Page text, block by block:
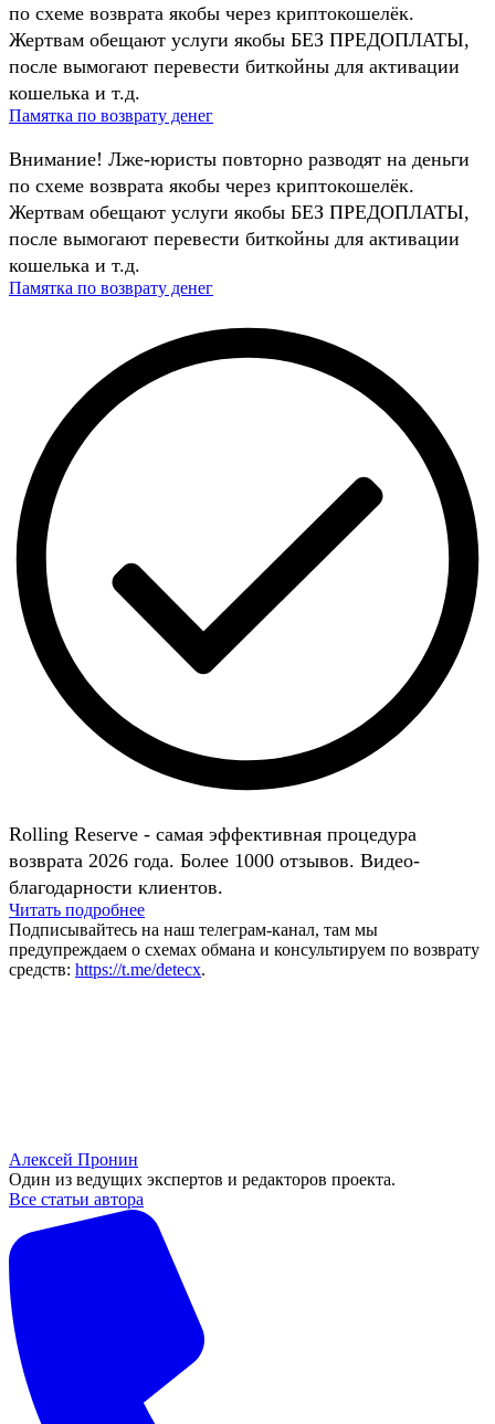
по схеме возврата якобы через криптокошелёк.
Жертвам обещают услуги якобы БЕЗ ПРЕДОПЛАТЫ,
после вымогают перевести биткойны для активации
кошелька и т.д.
Памятка по возврату денег
Внимание! Лже-юристы повторно разводят на деньги
по схеме возврата якобы через криптокошелёк.
Жертвам обещают услуги якобы БЕЗ ПРЕДОПЛАТЫ,
после вымогают перевести биткойны для активации
кошелька и т.д.
Памятка по возврату денег
Rolling Reserve - самая эффективная процедура
возврата 2026 года. Более 1000 отзывов. Видео-
благодарности клиентов.
Читать подробнее
Подписывайтесь на наш телеграм-канал, там мы
предупреждаем о схемах обмана и консультируем по возврату
средств: https://t.me/detecx.
Алексей Пронин
Один из ведущих экспертов и редакторов проекта.
Все статьи автора